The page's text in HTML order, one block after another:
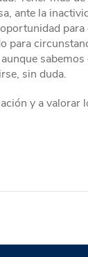
ante la
para
sin duda.
y a valorar